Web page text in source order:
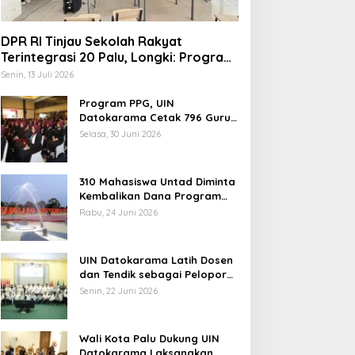
Hak Sipil, PKB
8 Catatan RUU
Kenaikan Gaji Kepala
Daerah
DPR RI Tinjau Sekolah Rakyat
Terintegrasi 20 Palu, Longki: Program
Prabowo Angkat Martabat Anak
Senin, 13 Juli 2026
Program PPG, UIN
Datokarama Cetak 796 Guru
Profesional
Selasa, 30 Juni 2026
310 Mahasiswa Untad Diminta
Kembalikan Dana Program
Berani Cerdas, Kadisdik
Rabu, 24 Juni 2026
UIN Datokarama Latih Dosen
dan Tendik sebagai Pelopor
Moderasi Beragama
Senin, 22 Juni 2026
Wali Kota Palu Dukung UIN